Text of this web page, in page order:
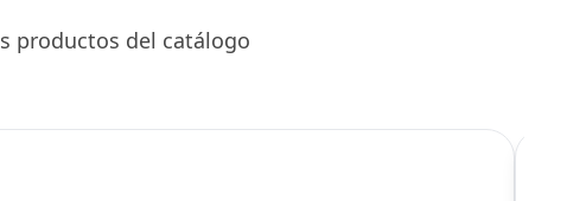
productos del catálogo